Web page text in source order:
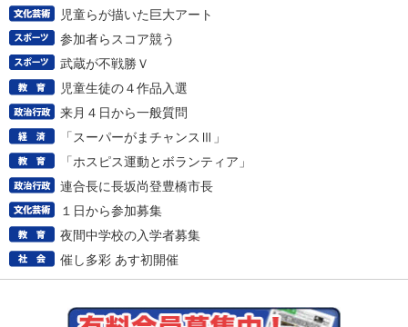
児童らが描いた巨大アート
参加者らスコア競う
武蔵が不戦勝Ｖ
児童生徒の４作品入選
来月４日から一般質問
「スーパーがまチャンスⅢ」
「ホスピス運動とボランティア」
連合長に長坂尚登豊橋市長
１日から参加募集
夜間中学校の入学者募集
催し多彩 あす初開催